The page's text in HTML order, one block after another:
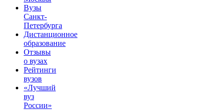
Вузы
Санкт-
Петербурга
Дистанционное
образование
Отзывы
о вузах
Рейтинги
вузов
«Лучший
вуз
России»